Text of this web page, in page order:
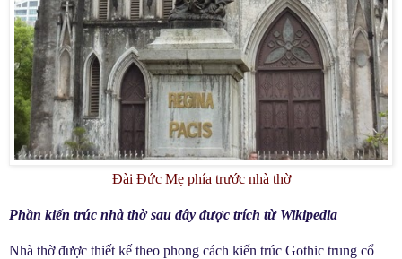
Đài Đức Mẹ phía trước nhà thờ
Phần kiến trúc nhà thờ sau đây được trích từ Wikipedia
Nhà thờ được thiết kế theo phong cách kiến trúc Gothic trung cổ